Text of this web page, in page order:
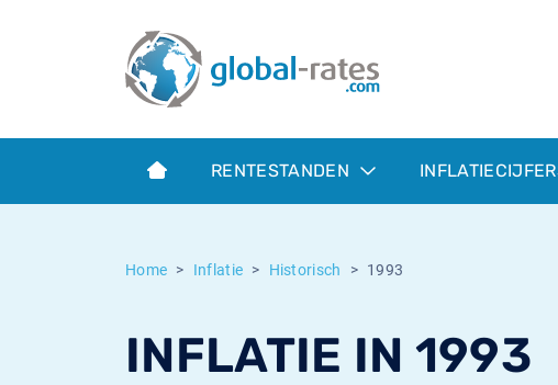
RENTESTANDEN
Home Inflatie Historisch 1993
INFLATIE IN 1993
Term SOFR
Wat is CPI inflatie?
Wat is HICP inflatie?
Europese inflatie - HICP
Euribor historie
ESTER historie
Historische inflatie
Inflatiecalculator